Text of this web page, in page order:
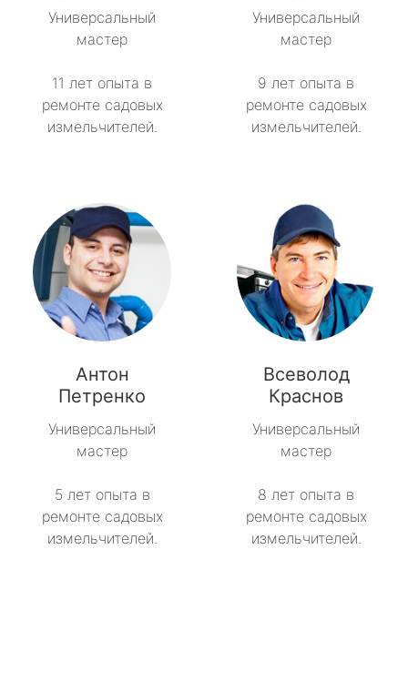
Универсальный
мастер
11 лет опыта в
ремонте садовых
измельчителей.
Универсальный
мастер
9 лет опыта в
ремонте садовых
измельчителей.
Антон
Петренко
Универсальный
мастер
5 лет опыта в
ремонте садовых
измельчителей.
Всеволод
Краснов
Универсальный
мастер
8 лет опыта в
ремонте садовых
измельчителей.